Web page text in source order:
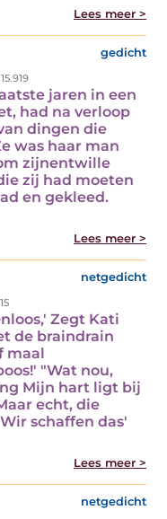
Lees meer >
gedicht
jaren in een
had na verloop
dingen die
was haar man
zijnentwille
zij had moeten
en gekleed.
Lees meer >
netgedicht
Zegt Kati
de braindrain
maal
"Wat nou,
Mijn hart ligt bij
echt, die
schaffen das'
Lees meer >
netgedicht